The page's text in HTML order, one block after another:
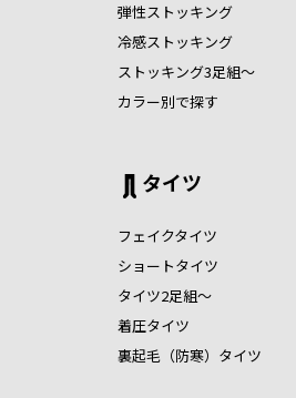
弾性ストッキング
冷感ストッキング
ストッキング3足組～
カラー別で探す
タイツ
フェイクタイツ
ショートタイツ
タイツ2足組～
着圧タイツ
裏起毛（防寒）タイツ